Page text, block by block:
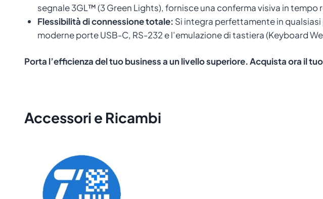
segnale 3GL™ (3 Green Lights), fornisce una conferma visiva in
Flessibilità di connessione totale: Si integra perfettamente in
moderne porte USB-C, RS-232 e l’emulazione di tastiera (Keyboard
Porta l’efficienza del tuo business a un livello superiore. Acquista ora il
Accessori e Ricambi